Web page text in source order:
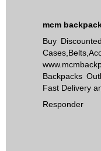
mcm
Buy
Backpacks
Fast Delivery
Responder